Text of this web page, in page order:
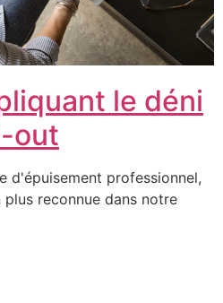
le déni
out
d'épuisement professionnel,
reconnue dans notre